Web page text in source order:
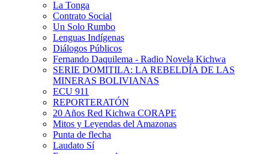
La Tonga
Contrato Social
Un Solo Rumbo
Lenguas Indígenas
Diálogos Públicos
Fernando Daquilema - Radio Novela Kichwa
SERIE DOMITILA: LA REBELDÍA DE LAS
MINERAS BOLIVIANAS
ECU 911
REPORTERATÓN
20 Años Red Kichwa CORAPE
Mitos y Leyendas del Amazonas
Punta de flecha
Laudato Sí